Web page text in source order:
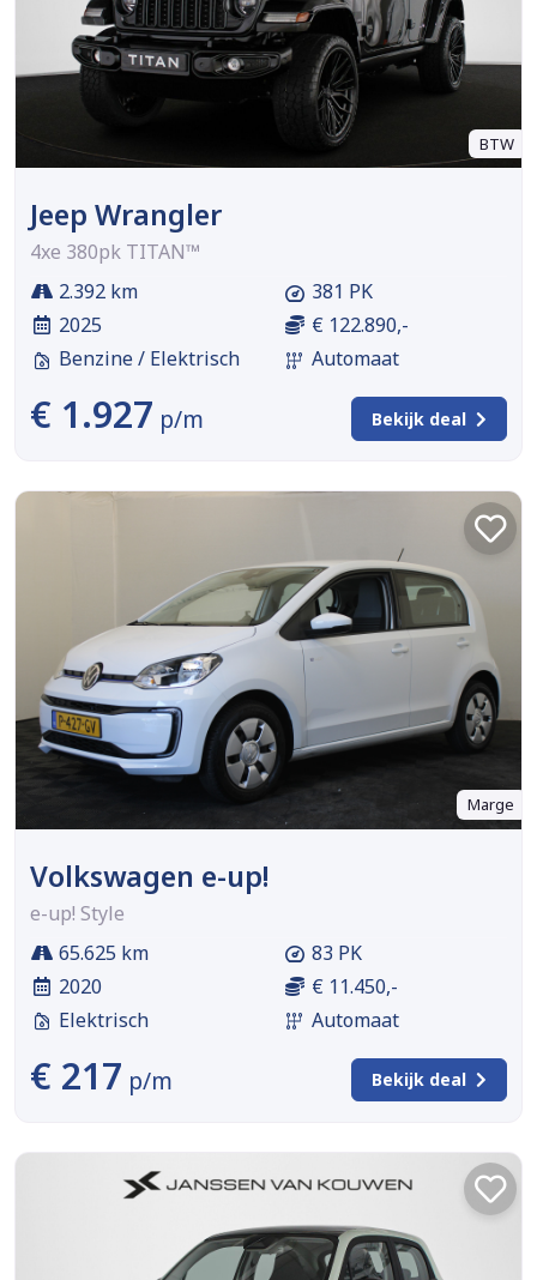
BTW
Jeep Wrangler
4xe 380pk TITAN™
2.392 km
2025
Benzine / Elektrisch
381 PK
€ 122.890,-
Automaat
€ 1.927 p/m Bekijk deal
Marge
Volkswagen e-up!
e-up! Style
65.625 km
2020
Elektrisch
83 PK
€ 11.450,-
Automaat
€ 217 p/m Bekijk deal